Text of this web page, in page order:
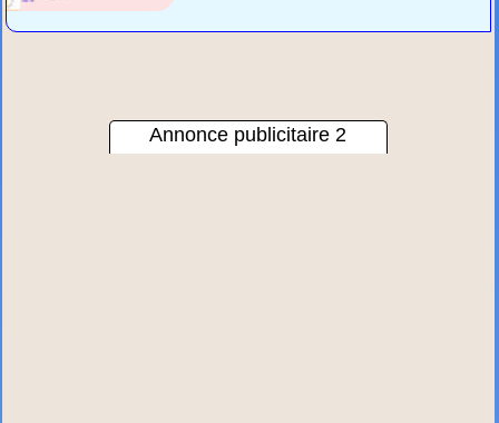
Annonce publicitaire 2